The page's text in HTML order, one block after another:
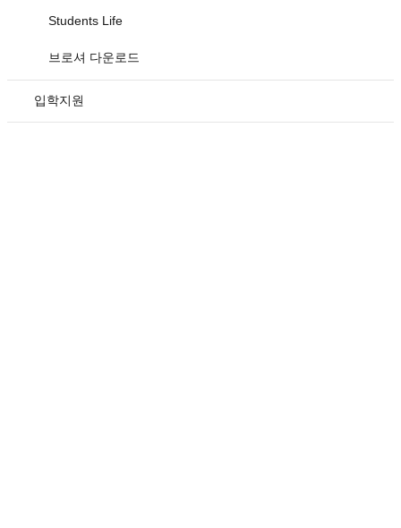
Students Life
브로셔 다운로드
입학지원